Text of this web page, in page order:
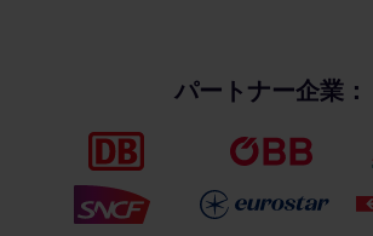
パートナー企業：